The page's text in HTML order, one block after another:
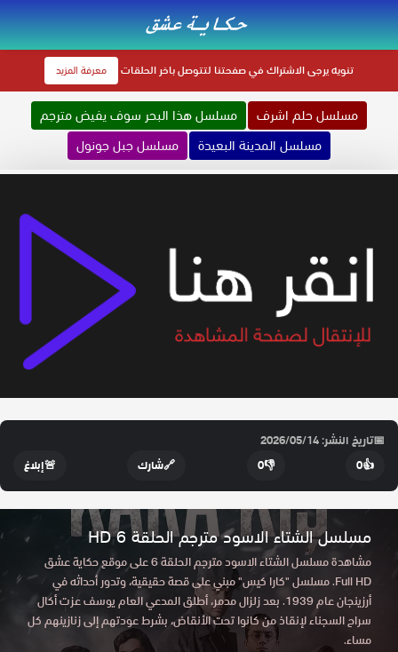
تنويهيرجى الاشتراك في صفحتنا لتتوصل باخر الحلقات معرفة المزيد
مسلسل حلم اشرف
مسلسل هذا البحر سوف يفيض مترجم
مسلسل المدينة البعيدة
مسلسل جبل جونول
📅تاريخ النشر: 2026/05/14
👍
0
👎
0
🔗شارك 🚨إبلاغ
مسلسل الشتاء الاسود مترجم الحلقة 6 HD
مشاهدة مسلسل الشتاء الاسود مترجم الحلقة 6 على موقع حكاية عشق
Full HD. مسلسل "كارا كيس" مبني على قصة حقيقية، وتدور أحداثه في
أرزينجان عام 1939. بعد زلزال مدمر، أطلق المدعي العام يوسف عزت أكال
سراح السجناء لإنقاذ من كانوا تحت الأنقاض، بشرط عودتهم إلى زنازينهم كل
مساء.